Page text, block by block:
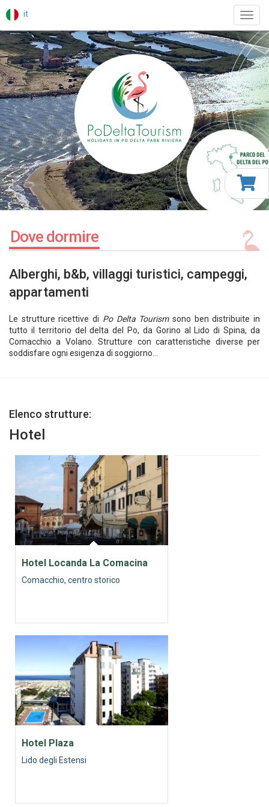
it
Dove dormire
Alberghi, b&b, villaggi turistici, campeggi,
appartamenti
Le strutture ricettive di Po Delta Tourismsono ben distribuite in
tutto il territorio del delta del Po, da Gorino al Lido di Spina, da
Comacchio a Volano. Strutture con caratteristiche diverse per
soddisfare ogni esigenza di soggiorno...
Elenco strutture:
Hotel
Hotel Locanda La Comacina
Comacchio, centro storico
Hotel Plaza
Lido degli Estensi